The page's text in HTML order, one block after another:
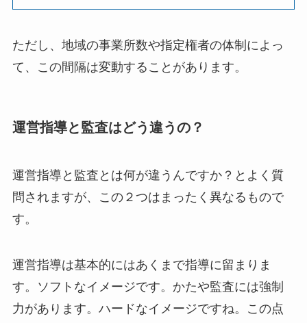
ただし、地域の事業所数や指定権者の体制によっ
て、この間隔は変動することがあります。
運営指導と監査はどう違うの？
運営指導と監査とは何が違うんですか？とよく質
問されますが、この２つはまったく異なるもので
す。
運営指導は基本的にはあくまで指導に留まりま
す。ソフトなイメージです。かたや監査には強制
力があります。ハードなイメージですね。この点